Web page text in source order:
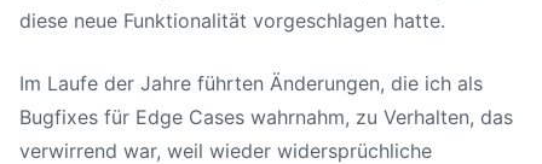
diese neue Funktionalität vorgeschlagen hatte.
Im Laufe der Jahre führten Änderungen, die ich als
Bugfixes für Edge Cases wahrnahm, zu Verhalten, das
verwirrend war, weil wieder widersprüchliche